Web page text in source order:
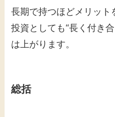
長期で持つほどメリッ
投資としても“長く付き
は上がります。
総括